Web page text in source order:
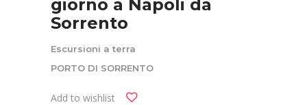
giorno a Napoli da
Sorrento
Escursioni a terra
PORTO DI SORRENTO
Add to wishlist